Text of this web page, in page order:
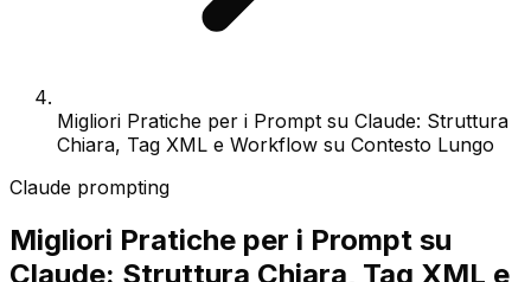
Migliori Pratiche per i Prompt su Claude: Struttura
Chiara, Tag XML e Workflow su Contesto Lungo
Claude prompting
Migliori Pratiche per i Prompt su
Claude: Struttura Chiara, Tag XML e